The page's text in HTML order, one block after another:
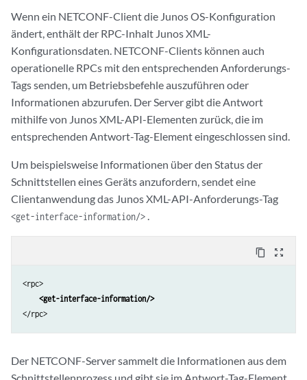
Wenn ein NETCONF-Client die Junos OS-Konfiguration
ändert, enthält der RPC-Inhalt Junos XML-
Konfigurationsdaten. NETCONF-Clients können auch
operationelle RPCs mit den entsprechenden Anforderungs-
Tags senden, um Betriebsbefehle auszuführen oder
Informationen abzurufen. Der Server gibt die Antwort
mithilfe von Junos XML-API-Elementen zurück, die im
entsprechenden Antwort-Tag-Element eingeschlossen sind.
Um beispielsweise Informationen über den Status der
Schnittstellen eines Geräts anzufordern, sendet eine
Clientanwendung das Junos XML-API-Anforderungs-Tag
<get-interface-information/> .
content_copy zoom_out_map
<rpc>
<get-interface-information/>
</rpc>
Der NETCONF-Server sammelt die Informationen aus dem